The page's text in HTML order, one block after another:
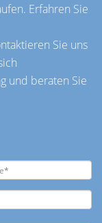
Erfahren Sie
Sie uns
und beraten Sie